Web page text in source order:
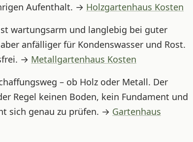
Aufenthalt. → Holzgartenhaus Kosten
wartungsarm und langlebig bei guter
anfälliger für Kondenswasser und Rost.
→ Metallgartenhaus Kosten
– ob Holz oder Metall. Der
Regel keinen Boden, kein Fundament und
sich genau zu prüfen. → Gartenhaus